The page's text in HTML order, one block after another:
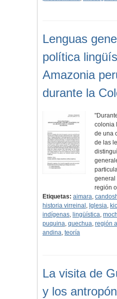
Lenguas
política
Amazonia
durante la
colonia
de una
de las
general
región
Etiquetas: aimara,
historia virreinal , Iglesia,
indígenas, lingüística,
puquina, quechua, región
andina, teoría
La visita de
y los